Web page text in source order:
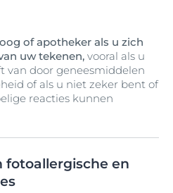
of apotheker als u zich
uw tekenen, vooral als u
van door geneesmiddelen
of als u niet zeker bent of
reacties kunnen
fotoallergische en